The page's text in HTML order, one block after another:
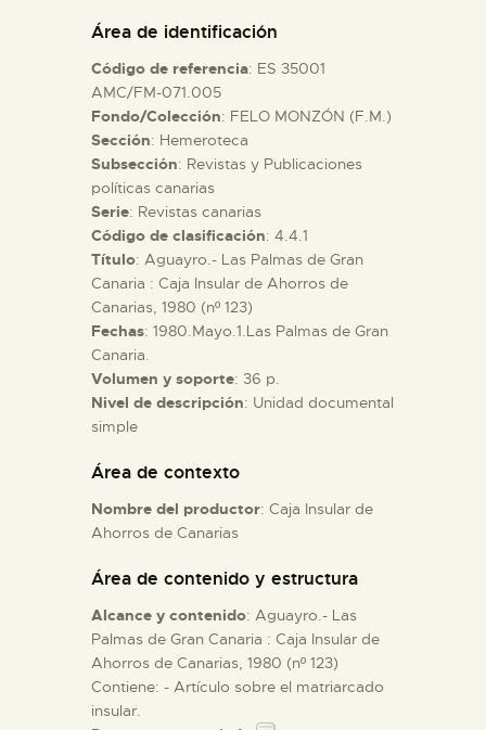
ACTIVIDADES
█
EL MUSEO
COLECCIONES
DIDÁCTICA
ESPAÑOL
Área de identificación
Código de referencia: ES 35001
AMC/FM-071.005
Fondo/Colección: FELO MONZÓN (F.M.)
Sección: Hemeroteca
Subsección: Revistas y Publicaciones
políticas canarias
Serie: Revistas canarias
Código de clasificación: 4.4.1
Título: Aguayro.- Las Palmas de Gran
Canaria : Caja Insular de Ahorros de
Canarias, 1980 (nº 123)
Fechas: 1980.Mayo.1.Las Palmas de Gran
Canaria.
Volumen y soporte: 36 p.
Nivel de descripción: Unidad documental
simple
Área de contexto
Nombre del productor: Caja Insular de
Ahorros de Canarias
Área de contenido y estructura
Alcance y contenido: Aguayro.- Las
Palmas de Gran Canaria : Caja Insular de
Ahorros de Canarias, 1980 (nº 123)
Contiene: - Artículo sobre el matriarcado
insular.